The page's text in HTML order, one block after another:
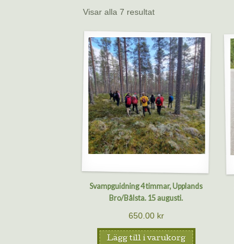
Visar alla 7 resultat
Svampguidning 4 timmar, Upplands
Bro/Bålsta. 15 augusti.
650.00 kr
Lägg till i varukorg